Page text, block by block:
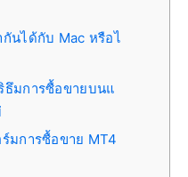
นได้กับ Mac หรือไ
มการซื้อขายบนแ
มการซื้อขาย MT4